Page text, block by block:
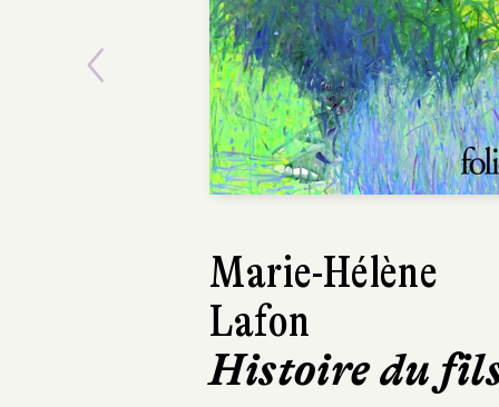
Marie-Hélène
Lafon
Histoire du
Éric Vuillard
Une sortie
honorable
Previous